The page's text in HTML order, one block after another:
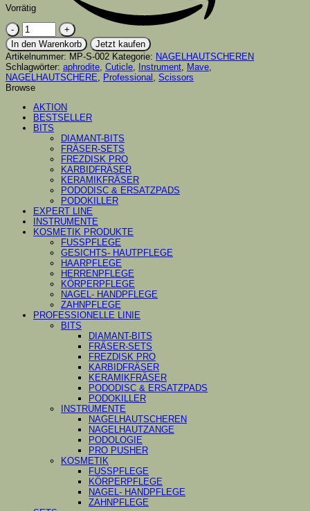
Vorrätig
NAGELHAUTSCHERE
APHRODITE
CO
774
–
20
mm
Hacken
Menge
In den Warenkorb
Jetzt kaufen
Artikelnummer: MP-S-002 Kategorie: NAGELHAUTSCHEREN
Schlagwörter: aphrodite, Cuticle, Instrument, Mave,
NAGELHAUTSCHERE, Professional , Scissors
Browse
AKTION
BESTSELLER
BITS
DIAMANT-BITS
FRÄSER-SETS
FREZDISK PRO
KARBIDFRÄSER
KERAMIKFRÄSER
PODODISC & ERSATZPADS
PODOKILLER
EXPERT LINE
INSTRUMENTE
KOSMETIK PRODUKTE
FUSSPFLEGE
GESICHTS- HAUTPFLEGE
HAARPFLEGE
HERRENPFLEGE
KÖRPERPFLEGE
NAGEL- HANDPFLEGE
ZAHNPFLEGE
PROFESSIONELLE LINIE
BITS
DIAMANT-BITS
FRÄSER-SETS
FREZDISK PRO
KARBIDFRÄSER
KERAMIKFRÄSER
PODODISC & ERSATZPADS
PODOKILLER
INSTRUMENTE
NAGELHAUTSCHEREN
NAGELHAUTZANGE
PODOLOGIE
PRO PUSHER
KOSMETIK
FUSSPFLEGE
KÖRPERPFLEGE
NAGEL- HANDPFLEGE
ZAHNPFLEGE